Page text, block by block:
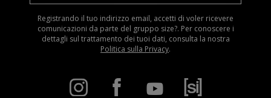
Registrando il tuo indirizzo email, accetti di voler ricevere
comunicazioni da parte del gruppo size?. Per conoscere i
dettagli sul trattamento dei tuoi dati, consulta la nostra
Politica sulla Privacy.